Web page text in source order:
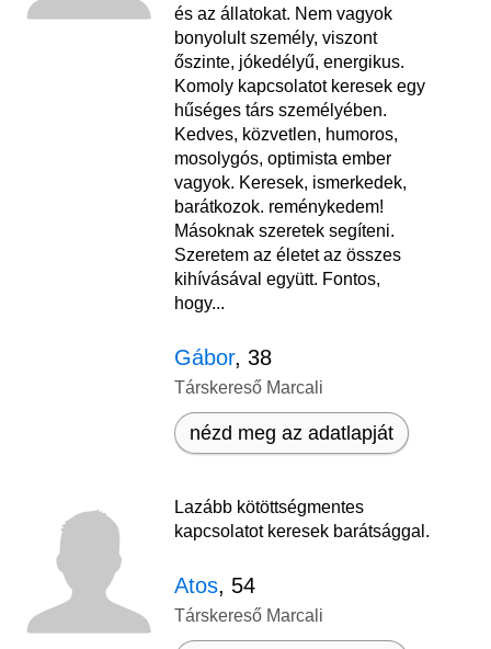
és az állatokat. Nem vagyok
bonyolult személy, viszont
őszinte, jókedélyű, energikus.
Komoly kapcsolatot keresek egy
hűséges társ személyében.
Kedves, közvetlen, humoros,
mosolygós, optimista ember
vagyok. Keresek, ismerkedek,
barátkozok. reménykedem!
Másoknak szeretek segíteni.
Szeretem az életet az összes
kihívásával együtt. Fontos,
hogy...
Gábor, 38
Társkereső Marcali
nézd meg az adatlapját
Lazább kötöttségmentes
kapcsolatot keresek barátsággal.
Atos, 54
Társkereső Marcali